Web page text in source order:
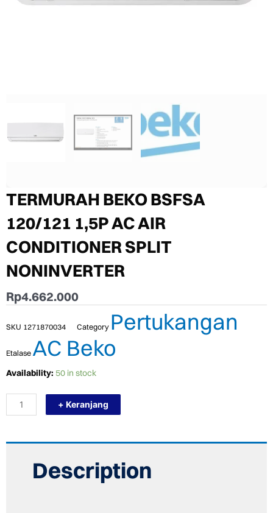
TERMURAH BEKO BSFSA
120/121 1,5P AC AIR
CONDITIONER SPLIT
NONINVERTER
Rp4.662.000
SKU 1271870034 Category Pertukangan
EtalaseAC Beko
Availability: 50 in stock
TERMURAH
BSFSA
120/121
1,5P
NONINVERTER
+ Keranjang
Description